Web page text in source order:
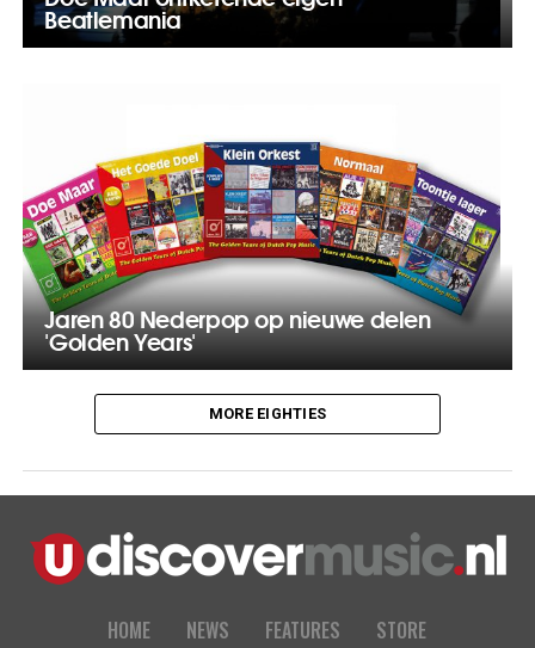
Beatlemania
Jaren 80 Nederpop op nieuwe delen
'Golden Years'
MORE EIGHTIES
HOME NEWS FEATURES STORE